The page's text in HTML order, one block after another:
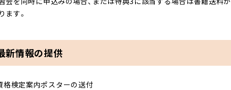
ます。
新情報の提供
格検定案内ポスターの送付